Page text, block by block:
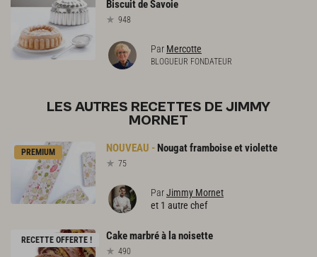
BiscuitdeSavoie
948
Par Mercotte
BLOGUEUR FONDATEUR
LES AUTRES RECETTES DE JIMMY
MORNET
PREMIUM Nougatframboiseetviolette
75
ParJimmy Mornet
et 1 autre chef
RECETTE OFFERTE ! Cakemarbréà lanoisette
490